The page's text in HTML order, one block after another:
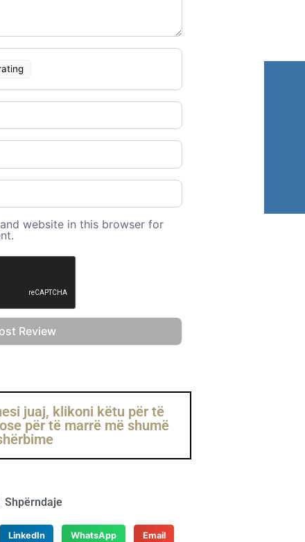
website in this browser for
juaj, klikoni këtu për të
për të marrë më shumë
Shpërndaje
LinkedIn WhatsApp Email